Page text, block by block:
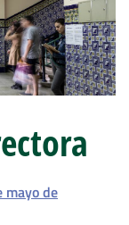
mayo de